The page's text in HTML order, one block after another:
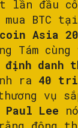
lần đầu
mua BTC
Asia
Tám
danh
ra 40
vụ
Paul Lee